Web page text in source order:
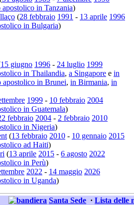
in Tanzania)
(28 febbraio 1991 - 13 aprile 1996
in Bulgaria)
15 giugno 1996 - 24 luglio 1999
in Thailandia, a Singapore e in
apostolico in Brunei, in Birmania, in
1999 - 10 febbraio 2004
in Guatemala)
febbraio 2004 - 2 febbraio 2010
in Nigeria)
(13 febbraio 2010 - 10 gennaio 2015
ad Haiti)
(13 aprile 2015 - 6 agosto 2022
in Perù)
2022 - 14 maggio 2026
in Uganda)
Santa Sede · Lista delle